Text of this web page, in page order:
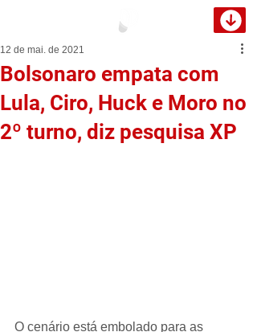
Bolsonaro empata com
Lula, Ciro, Huck e Moro no
2º turno, diz pesquisa XP
12 de mai. de 2021
O cenário está embolado para as